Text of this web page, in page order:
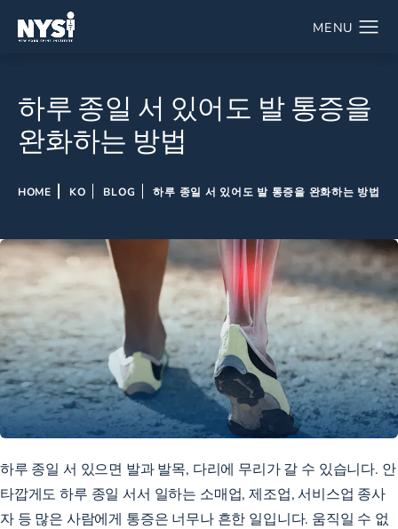
하루 종일 서 있어도 발 통증을
완화하는 방법
HOME KO BLOG 하루 종일 서 있어도 발 통증을 완화하는 방법
하루 종일 서 있으면 발과 발목, 다리에 무리가 갈 수 있습니다. 안
타깝게도 하루 종일 서서 일하는 소매업, 제조업, 서비스업 종사
자 등 많은 사람에게 통증은 너무나 흔한 일입니다. 움직일 수 없